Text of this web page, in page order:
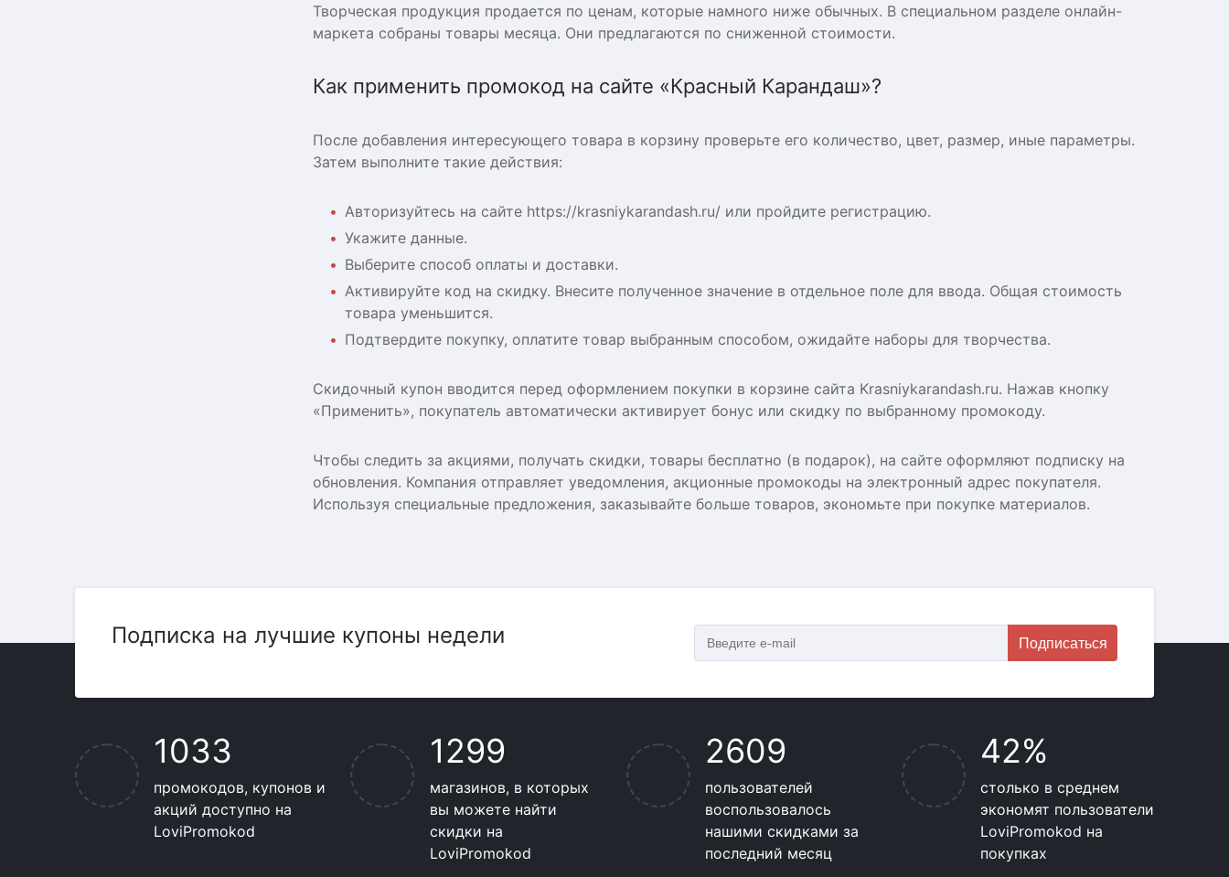
Творческая продукция продается по ценам, которые намного ниже обычных. В специальном разделе онлайн-
маркета собраны товары месяца. Они предлагаются по сниженной стоимости.
Как применить промокод на сайте «Красный Карандаш»?
После добавления интересующего товара в корзину проверьте его количество, цвет, размер, иные параметры.
Затем выполните такие действия:
Авторизуйтесь на сайте https://krasniykarandash.ru/ или пройдите регистрацию.
Укажите данные.
Выберите способ оплаты и доставки.
Активируйте код на скидку. Внесите полученное значение в отдельное поле для ввода. Общая стоимость
товара уменьшится.
Подтвердите покупку, оплатите товар выбранным способом, ожидайте наборы для творчества.
Скидочный купон вводится перед оформлением покупки в корзине сайта Krasniykarandash.ru. Нажав кнопку
«Применить», покупатель автоматически активирует бонус или скидку по выбранному промокоду.
Чтобы следить за акциями, получать скидки, товары бесплатно (в подарок), на сайте оформляют подписку на
обновления. Компания отправляет уведомления, акционные промокоды на электронный адрес покупателя.
Используя специальные предложения, заказывайте больше товаров, экономьте при покупке материалов.
Подписка на лучшие купоны недели Подписаться
1033
промокодов, купонов и
акций доступно на
LoviPromokod
1299
магазинов, в которых
вы можете найти
скидки на
LoviPromokod
2609
пользователей
воспользовалось
нашими скидками за
последний месяц
42%
столько в среднем
экономят пользователи
LoviPromokod на
покупках